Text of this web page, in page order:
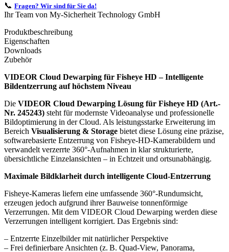
📞 Fragen? Wir sind für Sie da!
Ihr Team von My-Sicherheit Technology GmbH
Produktbeschreibung
Eigenschaften
Downloads
Zubehör
VIDEOR Cloud Dewarping für Fisheye HD – Intelligente
Bildentzerrung auf höchstem Niveau
Die VIDEOR Cloud Dewarping Lösung für Fisheye HD (Art.-
Nr. 245243) steht für modernste Videoanalyse und professionelle
Bildoptimierung in der Cloud. Als leistungsstarke Erweiterung im
Bereich Visualisierung & Storage bietet diese Lösung eine präzise,
softwarebasierte Entzerrung von Fisheye-HD-Kamerabildern und
verwandelt verzerrte 360°-Aufnahmen in klar strukturierte,
übersichtliche Einzelansichten – in Echtzeit und ortsunabhängig.
Maximale Bildklarheit durch intelligente Cloud-Entzerrung
Fisheye-Kameras liefern eine umfassende 360°-Rundumsicht,
erzeugen jedoch aufgrund ihrer Bauweise tonnenförmige
Verzerrungen. Mit dem VIDEOR Cloud Dewarping werden diese
Verzerrungen intelligent korrigiert. Das Ergebnis sind:
– Entzerrte Einzelbilder mit natürlicher Perspektive
– Frei definierbare Ansichten (z. B. Quad-View, Panorama,